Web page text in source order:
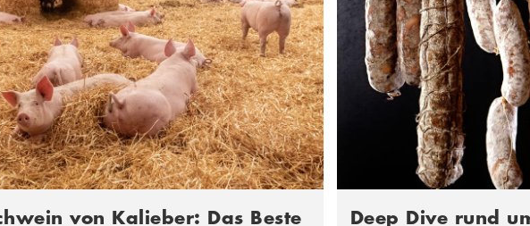
von Kalieber: Das Beste
Deep Dive rund